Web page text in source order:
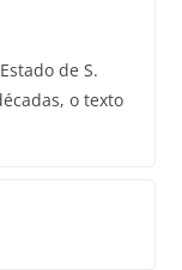
de S.
o texto